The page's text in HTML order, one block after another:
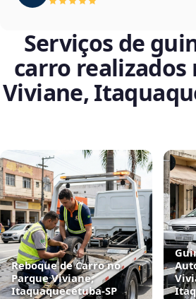
Serviços de
carro realizados
Viviane,
Reboque de Carro no
Parque Viviane,
Itaquaquecetuba‑SP